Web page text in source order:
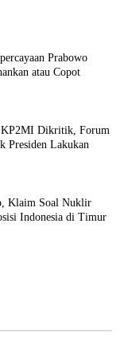
Prabowo
atau Copot
KP2MI Dikritik, Forum
Presiden Lakukan
Klaim Soal Nuklir
Indonesia di Timur